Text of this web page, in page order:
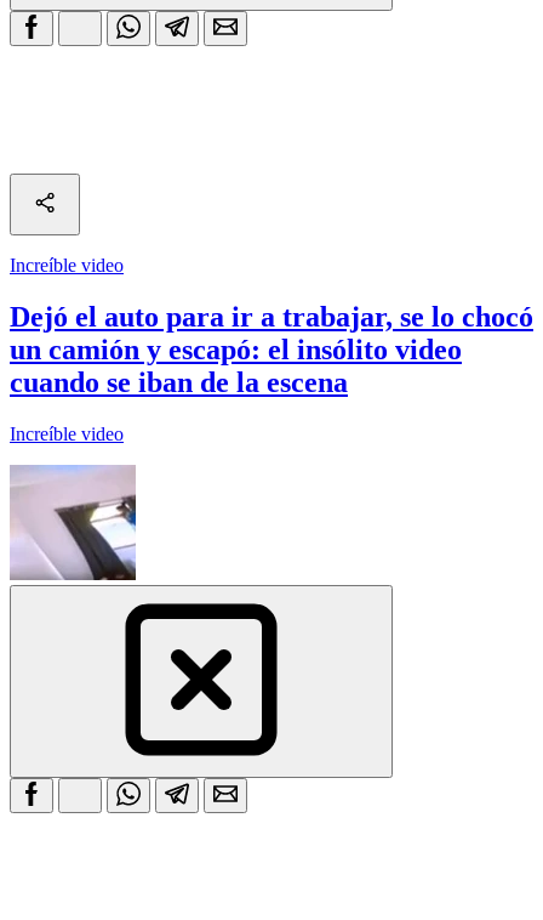
Increíble video
Dejó el auto para ir a trabajar, se lo chocó
un camión y escapó: el insólito video
cuando se iban de la escena
Increíble video